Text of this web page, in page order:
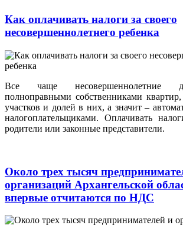
Как оплачивать налоги за своего
несовершеннолетнего ребенка
Все чаще несовершеннолетние
полноправными собственниками
участков и долей в них, а значит –
налогоплательщиками. Оплачивать
родители или законные представители.
Около трех тысяч
организаций Архангельской
впервые отчитаются по НДС